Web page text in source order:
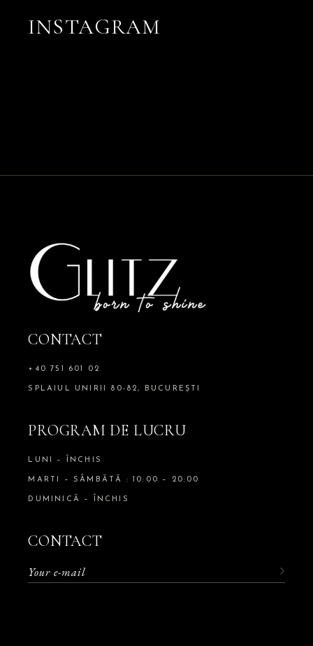
INSTAGRAM
CONTACT
+40 751 601 02
SPLAIUL UNIRII 80-82, BUCUREȘTI
PROGRAM DE LUCRU
LUNI – ÎNCHIS
MARTI – SÂMBĂTĂ : 10:00 – 20:00
DUMINICĂ – ÎNCHIS
CONTACT